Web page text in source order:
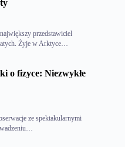
przedstawiciel
Żyje w Arktyce…
o fizyce: Niezwykłe
ze spektakularnymi